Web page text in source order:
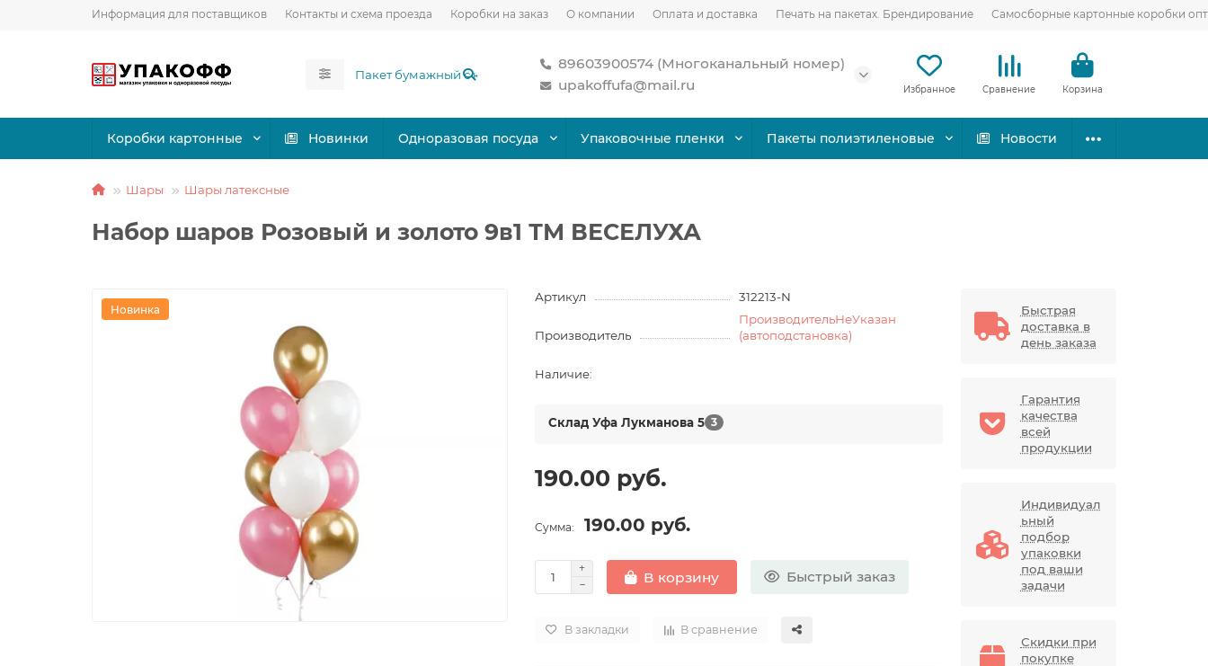
Информация для поставщиков Контакты и схема проезда Коробки на заказ О компании Оплата и доставка Печать на пакетах. Брендирование Самосборные картонные коробки
89603900574 (Многоканальный номер)
upakoffufa@mail.ru
Избранное Сравнение Корзина
Коробки картонные Новинки Одноразовая посуда Упаковочные пленки Пакеты полиэтиленовые Новости
Шары Шары латексные
Набор шаров Розовый и золото 9в1 ТМ ВЕСЕЛУХА
Новинка
Артикул 312213-N
Производитель
ПроизводительНеУказан
(автоподстановка)
Наличие:
Склад Уфа Лукманова 5 3
190.00 руб.
Сумма: 190.00 руб.
В корзину Быстрый заказ
В закладки В сравнение
Быстрая
доставка в
день заказа
Гарантия
качества
всей
продукции
Индивидуал
ьный
подбор
упаковки
под ваши
задачи
Скидки при
покупке